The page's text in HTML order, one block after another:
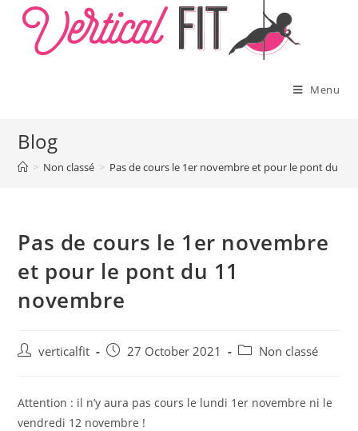
content
Menu
Blog
> Non classé > Pas de cours le 1er novembre et pour le pont du 11
Pas de cours le 1er novembre
et pour le pont du 11
novembre
Postverticalfit
Post27 October 2021
PostNon classé
Attention : il n’y aura pas cours le lundi 1er novembre ni le
vendredi 12 novembre !